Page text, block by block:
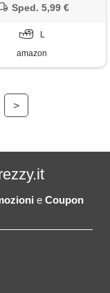
Sped. 5,99 €
L
amazon
>
e Coupon